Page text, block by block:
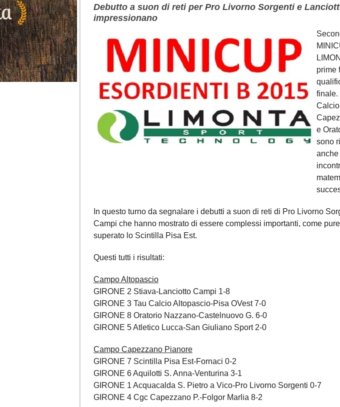
Debutto a suon di reti per Pro Livorno Sorgenti e
impressionano
prime
finale.
e
sono
In questo turno da segnalare i debutti a suon di reti di Pro Livorno
Campi che hanno mostrato di essere complessi importanti, come
superato lo Scintilla Pisa Est.
Questi tutti i risultati:
Campo Altopascio
GIRONE 2 Stiava-Lanciotto Campi 1-8
GIRONE 3 Tau Calcio Altopascio-Pisa OVest 7-0
GIRONE 8 Oratorio Nazzano-Castelnuovo G. 6-0
GIRONE 5 Atletico Lucca-San Giuliano Sport 2-0
Campo Capezzano Pianore
GIRONE 7 Scintilla Pisa Est-Fornaci 0-2
GIRONE 6 Aquilotti S. Anna-Venturina 3-1
GIRONE 1 Acquacalda S. Pietro a Vico-Pro Livorno Sorgenti 0-7
GIRONE 4 Cgc Capezzano P.-Folgor Marlia 8-2